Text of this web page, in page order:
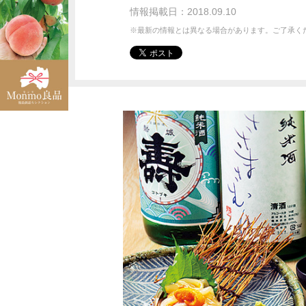
情報掲載日：2018.09.10
※最新の情報とは異なる場合があります。ご了承く